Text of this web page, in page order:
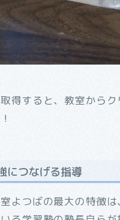
得すると、教室から
につなげる指導
よつばの最大の特徴